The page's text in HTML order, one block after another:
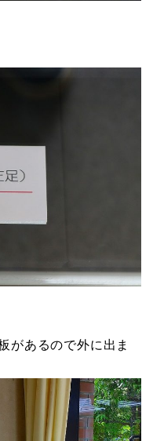
があるので外に出ま